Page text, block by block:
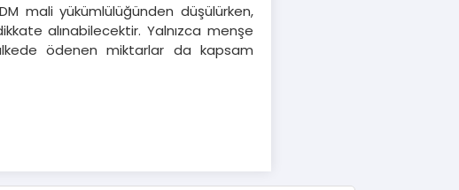
mali yükümlülüğünden düşülürken,
alınabilecektir. Yalnızca menşe
ödenen miktarlar da kapsam